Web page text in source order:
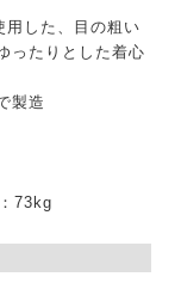
用した、目の粗い
ったりとした着心
製造
73kg